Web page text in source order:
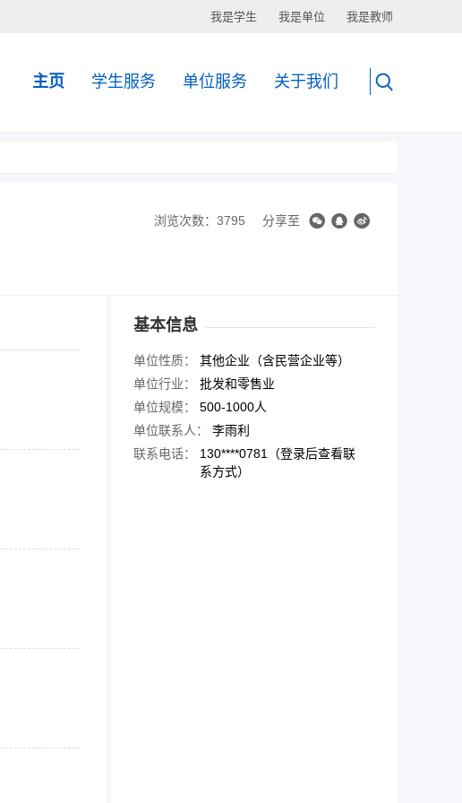
我是学生 我是单位 我是教师
主页 学生服务 单位服务 关于我们
浏览次数：3795 分享至
基本信息
单位性质：
其他企业（含民营企业等）
单位行业：
批发和零售业
单位规模：
500-1000人
单位联系人：
李雨利
联系电话：
130****0781（登录后查看联
系方式）